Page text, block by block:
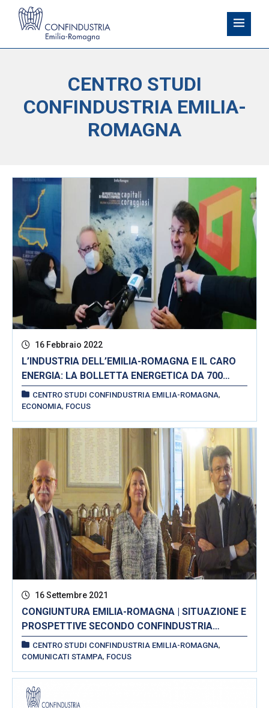
CENTRO STUDI
CONFINDUSTRIA EMILIA-
ROMAGNA
16 Febbraio 2022
L’INDUSTRIA DELL’EMILIA-ROMAGNA E IL CARO
ENERGIA: LA BOLLETTA ENERGETICA DA 700
MILIONI DI EURO NEL 2019 A 4 MILIARDI NEL 2022
CENTRO STUDI CONFINDUSTRIA EMILIA-ROMAGNA
ECONOMIA FOCUS
16 Settembre 2021
CONGIUNTURA EMILIA-ROMAGNA | SITUAZIONE E
PROSPETTIVE SECONDO CONFINDUSTRIA
EMILIA-ROMAGNA, UNIONCAMERE EMILIA-
ROMAGNA E INTESA SANPAOLO
CENTRO STUDI CONFINDUSTRIA EMILIA-ROMAGNA
COMUNICATI STAMPA FOCUS